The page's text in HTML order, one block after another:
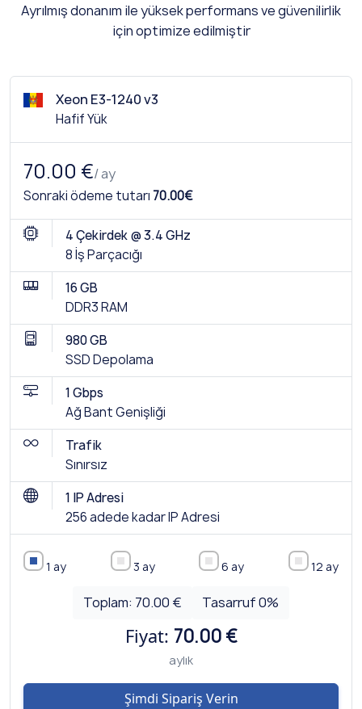
Ayrılmış donanım ile yüksek performans ve güvenilirlik
için optimize edilmiştir
Xeon E3-1240 v3
Hafif Yük
70.00 €/ ay
Sonraki ödeme tutarı 70.00€
4 Çekirdek @ 3.4 GHz
8 İş Parçacığı
16 GB
DDR3 RAM
980 GB
SSD Depolama
1 Gbps
Ağ Bant Genişliği
Trafik
Sınırsız
1 IP Adresi
256 adede kadar IP Adresi
1 ay 3 ay 6 ay 12 ay
Toplam: 70.00 € Tasarruf0%
Fiyat: 70.00 €
aylık
Şimdi Sipariş Verin